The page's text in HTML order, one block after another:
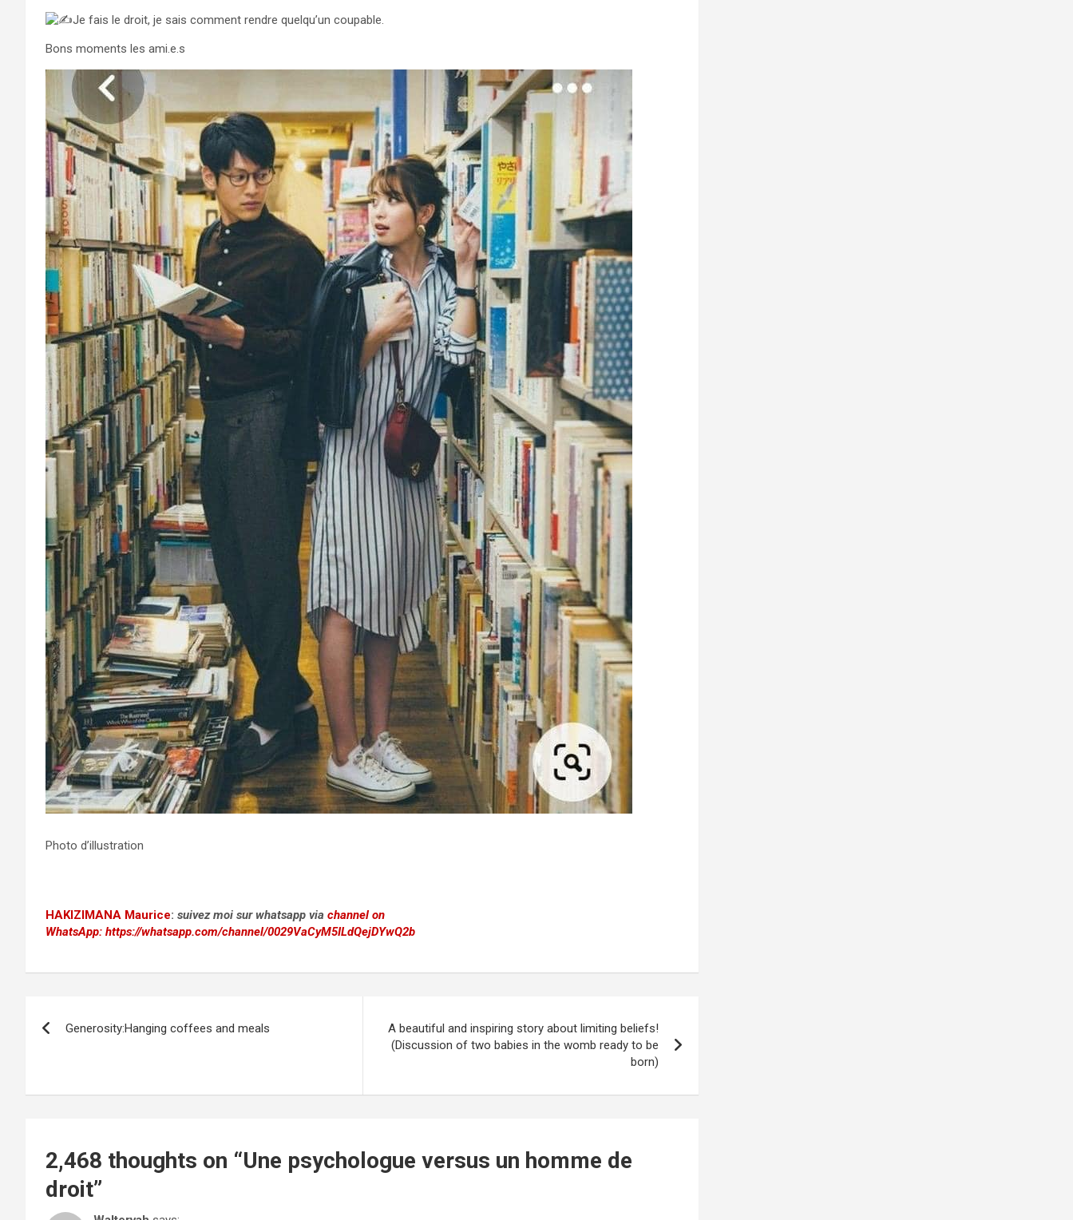
Je fais le droit, je sais comment rendre quelqu’un coupable.
Bons moments les ami.e.s
Photo d’illustration
HAKIZIMANA Maurice: suivez moi sur whatsapp via channel on
WhatsApp: https://whatsapp.com/channel/0029VaCyM5ILdQejDYwQ2b
navigation
Generosity:Hanging coffees and meals
A beautiful and inspiring story about limiting beliefs!
(Discussion of two babies in the womb ready to be
born)
2,468 thoughts on “Une psychologue versus un homme de
droit”